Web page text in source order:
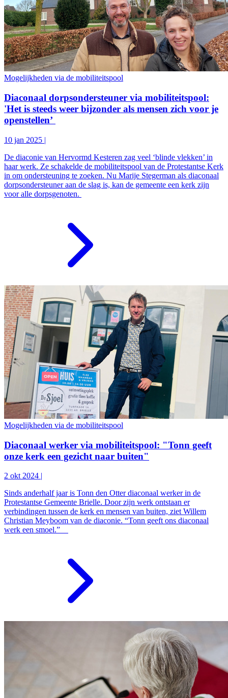
Mogelijkheden via de mobiliteitspool
Diaconaal dorpsondersteuner via mobiliteitspool:
'Het is steeds weer bijzonder als mensen zich voor je
openstellen’
10 jan 2025 |
De diaconie van Hervormd Kesteren zag veel ‘blinde vlekken’ in
haar werk. Ze schakelde de mobiliteitspool van de Protestantse Kerk
in om ondersteuning te zoeken. Nu Marije Stegerman als diaconaal
dorpsondersteuner aan de slag is, kan de gemeente een kerk zijn
voor alle dorpsgenoten.
Mogelijkheden via de mobiliteitspool
Diaconaal werker via mobiliteitspool: "Tonn geeft
onze kerk een gezicht naar buiten"
2 okt 2024 |
Sinds anderhalf jaar is Tonn den Otter diaconaal werker in de
Protestantse Gemeente Brielle. Door zijn werk ontstaan er
verbindingen tussen de kerk en mensen van buiten, ziet Willem
Christian Meyboom van de diaconie. “Tonn geeft ons diaconaal
werk een smoel.”